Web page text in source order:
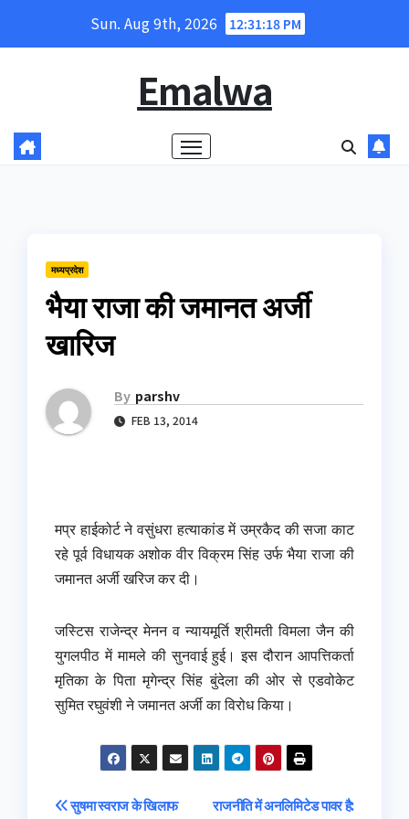
Sun. Aug 9th, 2026 12:31:19 PM
Emalwa
मध्यप्रदेश
भैया राजा की जमानत अर्जी
खारिज
By parshv
FEB 13, 2014
मप्र हाईकोर्ट ने वसुंधरा हत्याकांड में उम्रकैद की सजा काट
रहे पूर्व विधायक अशोक वीर विक्रम सिंह उर्फ भैया राजा की
जमानत अर्जी खरिज कर दी।
जस्टिस राजेन्द्र मेनन व न्यायमूर्ति श्रीमती विमला जैन की
युगलपीठ में मामले की सुनवाई हुई। इस दौरान आपत्तिकर्ता
मृतिका के पिता मृगेन्द्र सिंह बुंदेला की ओर से एडवोकेट
सुमित रघुवंशी ने जमानत अर्जी का विरोध किया।
Post
राजनीति में अनलिमिटेड पावर है:
सुषमा स्वराज के खिलाफ